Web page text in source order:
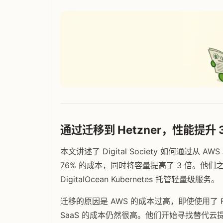
通过迁移到 Hetzner，性能提升
本文讲述了 Digital Society 如何通过从
76% 的成本，同时将容量提高了 3 倍。他们
DigitalOcean Kubernetes 托管轻量级服务。
迁移的原因是 AWS 的成本过高，即使使用
SaaS 的成本仍然很高。他们开始寻找替代